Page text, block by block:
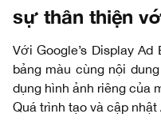
sự thân thiện
Với Google’s Display
bảng màu cùng nội
dụng hình ảnh riêng của
Quá trình tạo và cập